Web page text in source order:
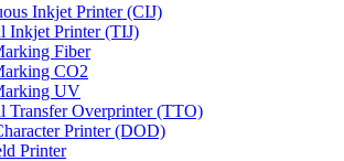
Inkjet Printer (CIJ)
Inkjet Printer (TIJ)
Fiber
CO2
UV
Transfer Overprinter (TTO)
Printer (DOD)
Printer